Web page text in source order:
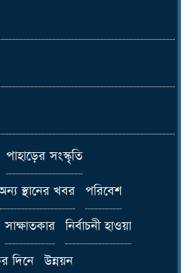
পাহাড়ের সংস্কৃতি
স্থানের খবর পরিবেশ
সাক্ষাতকার নির্বাচনী হাওয়া
দিনে উন্নয়ন